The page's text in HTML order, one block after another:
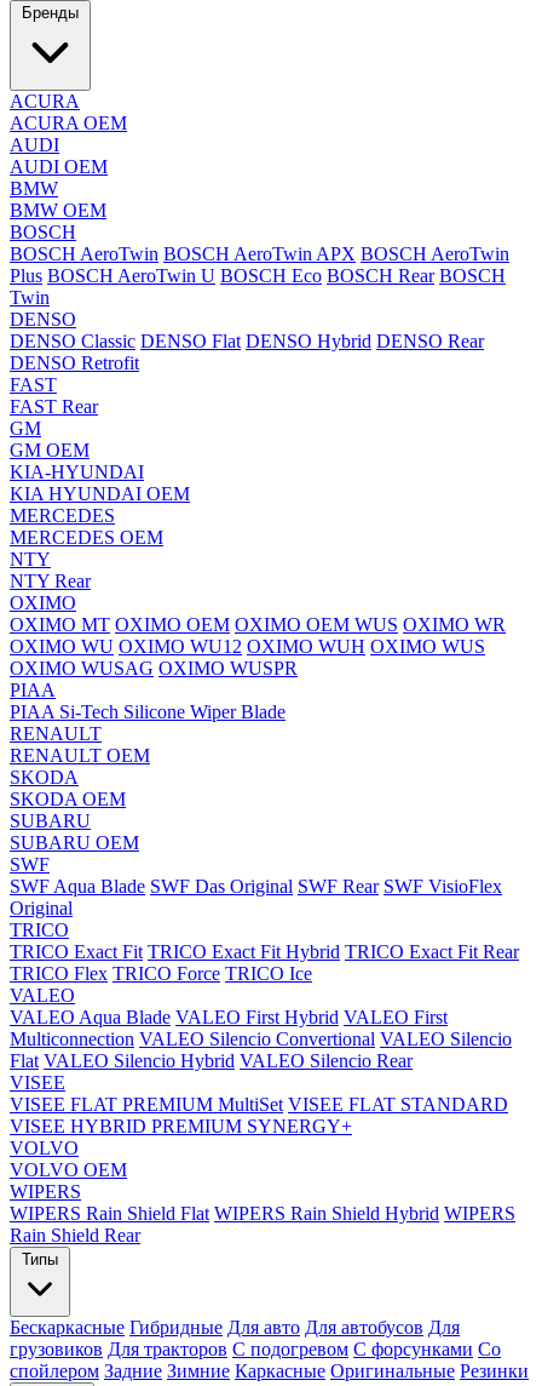
Бренды
ACURA
ACURA OEM
AUDI
AUDI OEM
BMW
BMW OEM
BOSCH
BOSCH AeroTwin BOSCH AeroTwin APX BOSCH AeroTwin
Plus BOSCH AeroTwin U BOSCH Eco BOSCH Rear BOSCH
Twin
DENSO
DENSO Classic DENSO Flat DENSO Hybrid DENSO Rear
DENSO Retrofit
FAST
FAST Rear
GM
GM OEM
KIA-HYUNDAI
KIA HYUNDAI OEM
MERCEDES
MERCEDES OEM
NTY
NTY Rear
OXIMO
OXIMO MT OXIMO OEM OXIMO OEM WUS OXIMO WR
OXIMO WU OXIMO WU12 OXIMO WUH OXIMO WUS
OXIMO WUSAG OXIMO WUSPR
PIAA
PIAA Si-Tech Silicone Wiper Blade
RENAULT
RENAULT OEM
SKODA
SKODA OEM
SUBARU
SUBARU OEM
SWF
SWF Aqua Blade SWF Das Original SWF Rear SWF VisioFlex
Original
TRICO
TRICO Exact Fit TRICO Exact Fit Hybrid TRICO Exact Fit Rear
TRICO Flex TRICO Force TRICO Ice
VALEO
VALEO Aqua Blade VALEO First Hybrid VALEO First
Multiconnection VALEO Silencio Convertional VALEO Silencio
Flat VALEO Silencio Hybrid VALEO Silencio Rear
VISEE
VISEE FLAT PREMIUM MultiSet VISEE FLAT STANDARD
VISEE HYBRID PREMIUM SYNERGY+
VOLVO
VOLVO OEM
WIPERS
WIPERS Rain Shield Flat WIPERS Rain Shield Hybrid WIPERS
Rain Shield Rear
Типы
Бескаркасные Гибридные Для авто Для автобусов Для
грузовиков Для тракторов С подогревом С форсунками Со
спойлером Задние Зимние Каркасные Оригинальные Резинки